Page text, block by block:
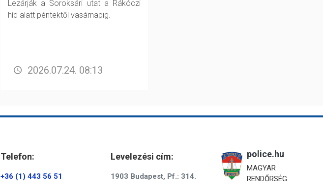
Lezárják a Soroksári utat a Rákóczi
híd alatt péntektől vasárnapig.
2026.07.24. 08:13
Telefon:
+36 (1) 443 56 51
Levelezési cím:
1903 Budapest, Pf.: 314.
police.hu
MAGYAR
RENDŐRSÉG